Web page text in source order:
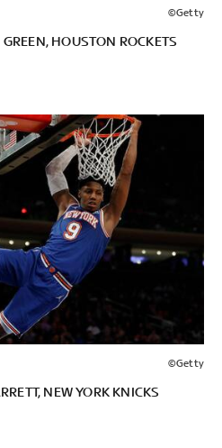
©Getty
GREEN, HOUSTON ROCKETS
©Getty
NEW YORK KNICKS